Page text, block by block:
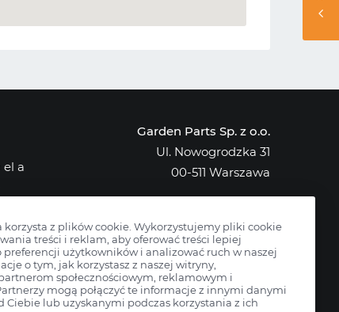
el a
Garden Parts Sp. z o.o.
Ul. Nowogrodzka 31
00-511 Warszawa
NIP: 701-034-91-62
KRS: 0000431421
korzysta z plików cookie. Wykorzystujemy pliki cookie
treści i reklam, aby oferować treści lepiej
preferencji użytkowników i analizować ruch w naszej
o tym, jak korzystasz z naszej witryny,
społecznościowym, reklamowym i
mogą połączyć te informacje z innymi danymi
Ciebie lub uzyskanymi podczas korzystania z ich